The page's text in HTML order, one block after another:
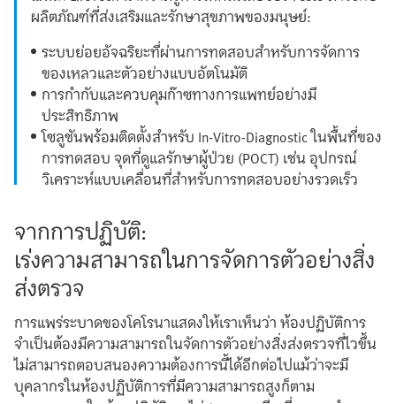
ผลิตภัณฑ์ที่ส่งเสริมและรักษาสุขภาพของมนุษย์:
ระบบย่อยอัจฉริยะที่ผ่านการทดสอบสำหรับการจัดการ
ของเหลวและตัวอย่างแบบอัตโนมัติ
การกำกับและควบคุมก๊าซทางการแพทย์อย่างมี
ประสิทธิภาพ
โซลูชันพร้อมติดตั้งสำหรับ In-Vitro-Diagnostic ในพื้นที่ของ
การทดสอบ จุดที่ดูแลรักษาผู้ป่วย (POCT) เช่น อุปกรณ์
วิเคราะห์แบบเคลื่อนที่สำหรับการทดสอบอย่างรวดเร็ว
จากการปฏิบัติ:
เร่งความสามารถในการจัดการตัวอย่างสิ่ง
ส่งตรวจ
การแพร่ระบาดของโคโรนาแสดงให้เราเห็นว่า ห้องปฏิบัติการ
จำเป็นต้องมีความสามารถในจัดการตัวอย่างสิ่งส่งตรวจที่ไวขึ้น
ไม่สามารถตอบสนองความต้องการนี้ได้อีกต่อไปแม้ว่าจะมี
บุคลากรในห้องปฏิบัติการที่มีความสามารถสูงก็ตาม